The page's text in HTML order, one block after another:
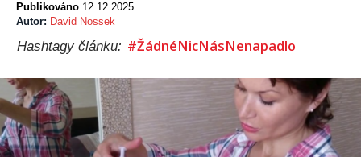
Publikováno 12.12.2025
Autor: David Nossek
Hashtagy článku: #ŽádnéNicNásNenapadlo